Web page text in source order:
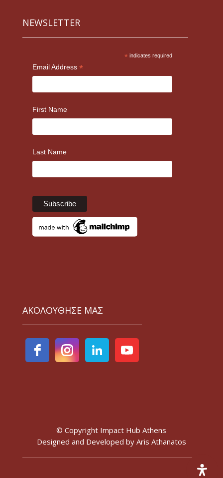
NEWSLETTER
* indicates required
Email Address *
First Name
Last Name
ΑΚΟΛΟΥΘΗΣΕ ΜΑΣ
© Copyright Impact Hub Athens
Designed and Developed by Aris Athanatos